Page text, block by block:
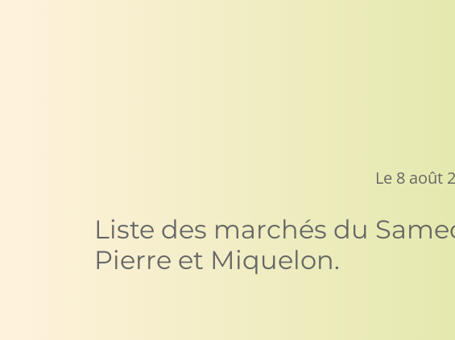
Le 8 août
Liste des marchés du
Pierre et Miquelon.